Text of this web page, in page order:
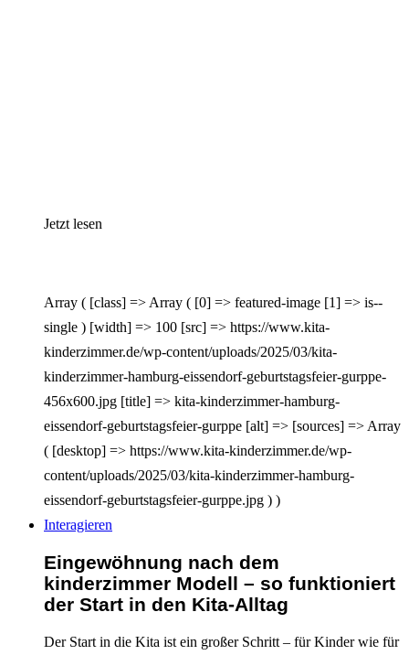
Jetzt lesen
Array ( [class] => Array ( [0] => featured-image [1] => is--
single ) [width] => 100 [src] => https://www.kita-
kinderzimmer.de/wp-content/uploads/2025/03/kita-
kinderzimmer-hamburg-eissendorf-geburtstagsfeier-gurppe-
456x600.jpg [title] => kita-kinderzimmer-hamburg-
eissendorf-geburtstagsfeier-gurppe [alt] => [sources] => Array
( [desktop] => https://www.kita-kinderzimmer.de/wp-
content/uploads/2025/03/kita-kinderzimmer-hamburg-
eissendorf-geburtstagsfeier-gurppe.jpg ) )
Interagieren
Eingewöhnung nach dem
kinderzimmer Modell – so funktioniert
der Start in den Kita-Alltag
Der Start in die Kita ist ein großer Schritt – für Kinder wie für